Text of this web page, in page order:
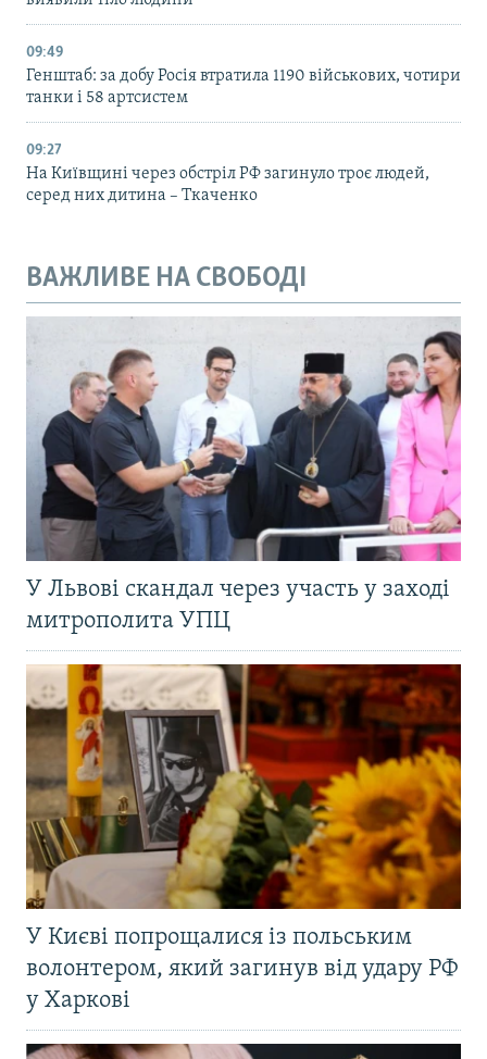
09:49
Генштаб: за добу Росія втратила 1190 військових, чотири
танки і 58 артсистем
09:27
На Київщині через обстріл РФ загинуло троє людей,
серед них дитина – Ткаченко
ВАЖЛИВЕ НА СВОБОДІ
У Львові скандал через участь у заході
митрополита УПЦ
У Києві попрощалися із польським
волонтером, який загинув від удару РФ
у Харкові